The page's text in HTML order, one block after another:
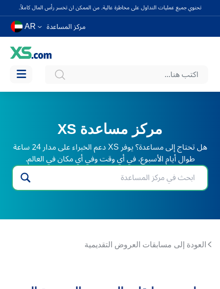
تحتوي جميع عمليات التداول على مخاطرة عالية. من الممكن ان تخسر رأس المال كاملاً.
مركز المساعدة AR
مركز مساعدة XS
هل تحتاج إلى مساعدة؟ يوفر XS دعم الخبراء على مدار 24 ساعة
طوال أيام الأسبوع، في أي وقت وفي أي مكان في العالم.
العودة إلى مسابقات العروض التقديمية